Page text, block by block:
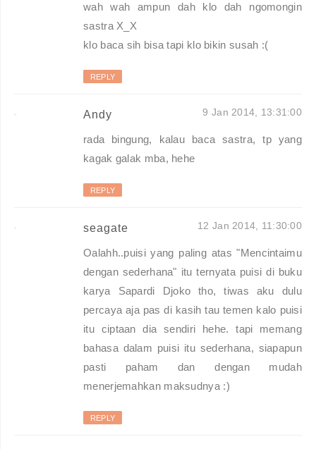
wah wah ampun dah klo dah ngomongin
sastra X_X
klo baca sih bisa tapi klo bikin susah :(
REPLY
Andy 9 Jan 2014, 13:31:00
rada bingung, kalau baca sastra, tp yang
kagak galak mba, hehe
REPLY
seagate 12 Jan 2014, 11:30:00
Oalahh..puisi yang paling atas "Mencintaimu
dengan sederhana" itu ternyata puisi di buku
karya Sapardi Djoko tho, tiwas aku dulu
percaya aja pas di kasih tau temen kalo puisi
itu ciptaan dia sendiri hehe. tapi memang
bahasa dalam puisi itu sederhana, siapapun
pasti paham dan dengan mudah
menerjemahkan maksudnya :)
REPLY